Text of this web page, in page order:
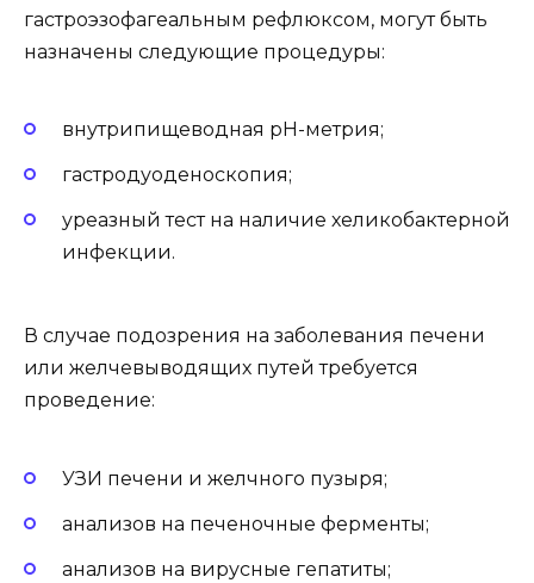
гастроэзофагеальным рефлюксом, могут быть
назначены следующие процедуры:
внутрипищеводная pH-метрия;
гастродуоденоскопия;
уреазный тест на наличие хеликобактерной
инфекции.
В случае подозрения на заболевания печени
или желчевыводящих путей требуется
проведение:
УЗИ печени и желчного пузыря;
анализов на печеночные ферменты;
анализов на вирусные гепатиты;